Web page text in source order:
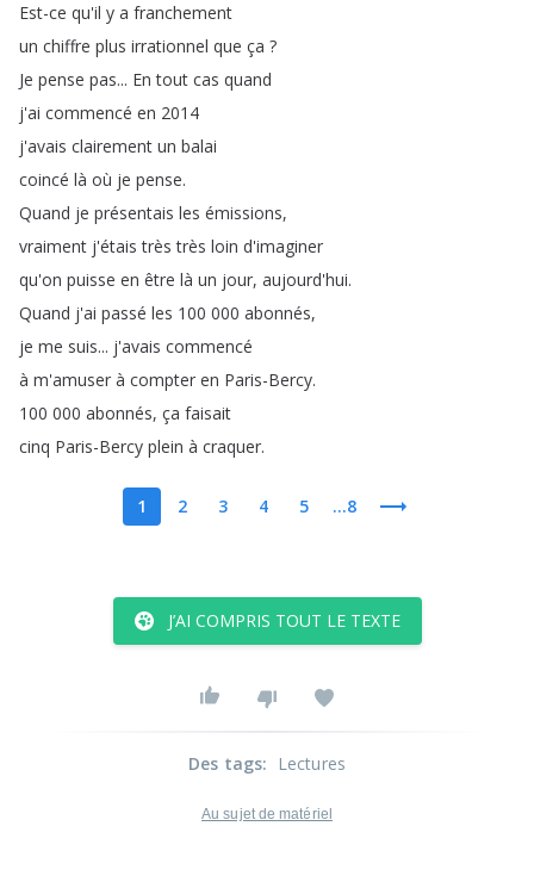
Est-ce qu'il y a franchement
un chiffre plus irrationnel que ça ?
Je pense pas... En tout cas quand
j'ai commencé en 2014
j'avais clairement un balai
coincé là où je pense.
Quand je présentais les émissions,
vraiment j'étais très très loin d'imaginer
qu'on puisse en être là un jour, aujourd'hui.
Quand j'ai passé les 100 000 abonnés,
je me suis... j'avais commencé
à m'amuser à compter en Paris-Bercy.
100 000 abonnés, ça faisait
cinq Paris-Bercy plein à craquer.
1 2 3 4 5 ...8
J’AI COMPRIS TOUT LE TEXTE
Des tags: Lectures
Au sujet de matériel